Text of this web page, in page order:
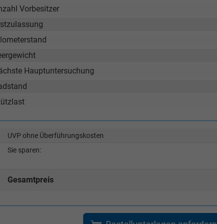
Vorbesitzer
Hauptuntersuchung
UVP ohne Überführungskosten
Sie sparen:
Gesamtpreis